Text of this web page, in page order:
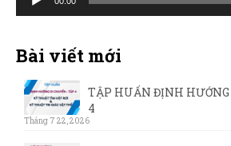
Bài viết mới
TẬP HUẤN ĐỊNH
4
Tháng 7 22, 2026